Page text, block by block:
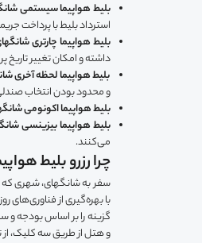
بلیط هواپیما سیستمی
استرداد بلیط با پرداخت
بلیط هواپیما چارتری
داشته و امکان تغییر تاریخ
بلیط هواپیما لحظه آخری
و محدود بودن انتخاب صندلی
بلیط هواپیما اکونومی
بلیط هواپیما بیزینسی
می‌کنند.
چرا رزرو بلیط
سفر به شانگهای، شهری که
با بهره‌گیری از فناوری‌های
گزینه را بر اساس بودجه و
و هتل از طریق سه کلیک،